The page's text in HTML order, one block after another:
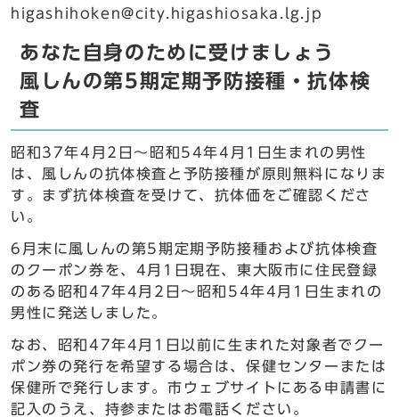
higashihoken@city.higashiosaka.lg.jp
あなた自身のために受けましょう
風しんの第5期定期予防接種・抗体検
査
昭和37年4月2日～昭和54年4月1日生まれの男性
は、風しんの抗体検査と予防接種が原則無料になりま
す。まず抗体検査を受けて、抗体価をご確認くださ
い。
6月末に風しんの第5期定期予防接種および抗体検査
のクーポン券を、4月1日現在、東大阪市に住民登録
のある昭和47年4月2日～昭和54年4月1日生まれの
男性に発送しました。
なお、昭和47年4月1日以前に生まれた対象者でクー
ポン券の発行を希望する場合は、保健センターまたは
保健所で発行します。市ウェブサイトにある申請書に
記入のうえ、持参またはお電話ください。